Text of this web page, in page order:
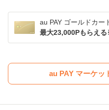
au PAY ゴールドカー
最大23,000Pもらえ
au PAY マーケッ